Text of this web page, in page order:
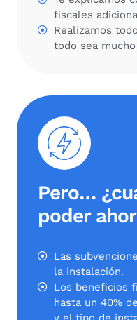
fiscales
Realizamos
todo sea
Pero…
poder
Las
la instalación.
Los beneficios
hasta un 40%